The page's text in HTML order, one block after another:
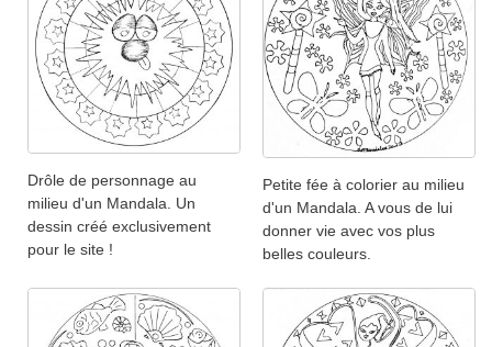
Drôle de personnage au
milieu d'un Mandala. Un
dessin créé exclusivement
pour le site !
Petite fée à colorier au milieu
d'un Mandala. A vous de lui
donner vie avec vos plus
belles couleurs.